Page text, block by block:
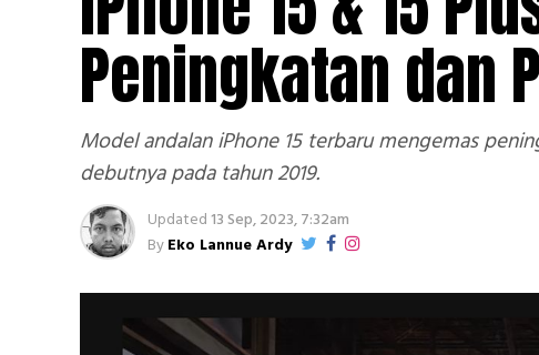
Peningkatan dan
Model andalan iPhone 15 terbaru mengemas
debutnya pada tahun 2019.
Updated 13 Sep, 2023, 7:32am
ByEko Lannue Ardy